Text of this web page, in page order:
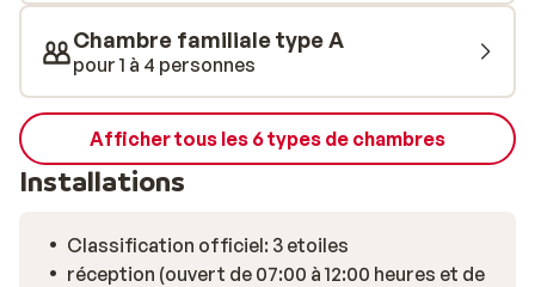
terrasse ensoleillée. Le bar de l’auberge est un lieu de
rencontre animé, idéal pour savourer une bière locale
tout en regardant le soleil se coucher derrière les
sommets. Et avec la piste juste devant la porte, il est
facile de recommencer une nouvelle journée de ski dès
le matin. The People Les 2 Alpes se trouve à distance de
marche du centre des Deux Alpes, où vous trouverez de
veniez pour le ski, l’après-ski ou la vie sociale, vous y
trouverez le parfait équilibre entre action et détente
Chambre familiale type A
pour 1 à 4 personnes
Afficher tous les 6 types de chambres
Installations
Classification officiel: 3 etoiles
réception (ouvert de 07:00 à 12:00 heures et de